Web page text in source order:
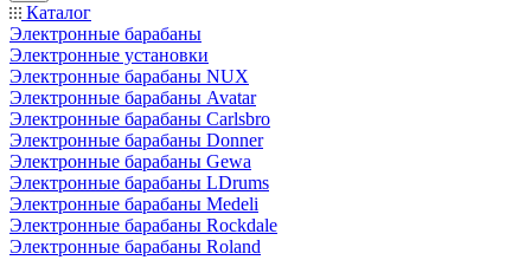
Каталог
Электронные барабаны
Электронные установки
Электронные барабаны NUX
Электронные барабаны Avatar
Электронные барабаны Carlsbro
Электронные барабаны Donner
Электронные барабаны Gewa
Электронные барабаны LDrums
Электронные барабаны Medeli
Электронные барабаны Rockdale
Электронные барабаны Roland